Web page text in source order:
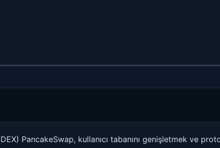
PancakeSwap, kullanıcı tabanını genişletmek ve